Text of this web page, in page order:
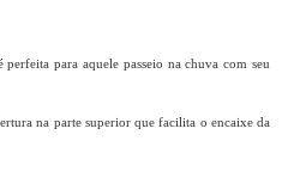
para aquele passeio na chuva com seu
na parte superior que facilita o encaixe da